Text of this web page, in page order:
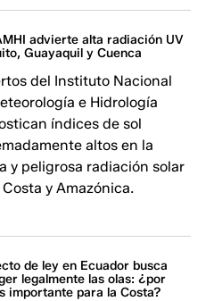
advierte alta radiación UV
Guayaquil y Cuenca
del Instituto Nacional
e Hidrología
índices de sol
altos en la
y peligrosa radiación solar
y Amazónica.
de ley en Ecuador busca
legalmente las olas: ¿por
importante para la Costa?